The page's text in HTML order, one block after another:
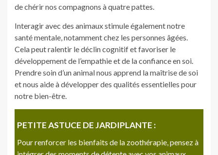
de chérir nos compagnons à quatre pattes.
Interagir avec des animaux stimule également notre
santé mentale, notamment chez les personnes âgées.
Cela peut ralentir le déclin cognitif et favoriser le
développement de l’empathie et de la confiance en soi.
Prendre soin d’un animal nous apprend la maîtrise de soi
et nous aide à développer des qualités essentielles pour
notre bien-être.
PETITE ASTUCE DE JARDIPLANTE :
Pour renforcer les bienfaits de la zoothérapie, pensez à